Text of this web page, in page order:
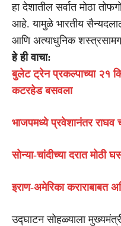
हा देशातील सर्वात मोठा
आहे. यामुळे भारतीय
आणि अत्याधुनिक
हे ही वाचा:
बुलेट ट्रेन प्रकल्पाच्या २१
कटरहेड बसवला
भाजपमध्ये प्रवेशानंतर राघव
सोन्या-चांदीच्या दरात मोठी
इराण-अमेरिका कराराबाबत
उद्घाटन सोहळ्याला